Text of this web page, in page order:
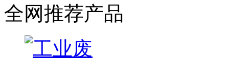
全网推荐产品